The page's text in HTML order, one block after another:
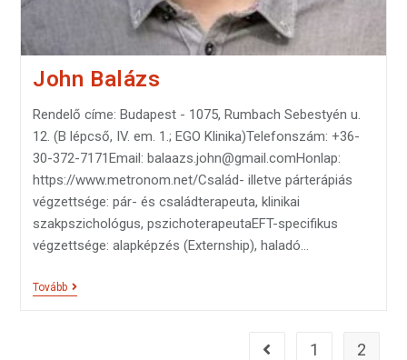
John Balázs
Rendelő címe: Budapest - 1075, Rumbach Sebestyén u.
12. (B lépcső, IV. em. 1.; EGO Klinika)Telefonszám: +36-
30-372-7171Email: balaazs.john@gmail.comHonlap:
https://www.metronom.net/Család- illetve párterápiás
végzettsége: pár- és családterapeuta, klinikai
szakpszichológus, pszichoterapeutaEFT-specifikus
végzettsége: alapképzés (Externship), haladó…
Tovább
1 2